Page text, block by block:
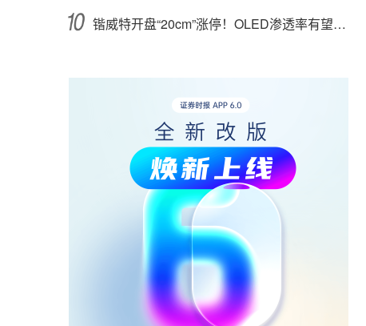
锴威特开盘“20cm”涨停！OLED渗透率有望攀升，高成长潜力股揭秘